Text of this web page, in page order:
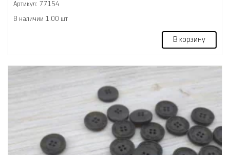
Артикул: 77154
В наличии 1.00 шт
В корзину